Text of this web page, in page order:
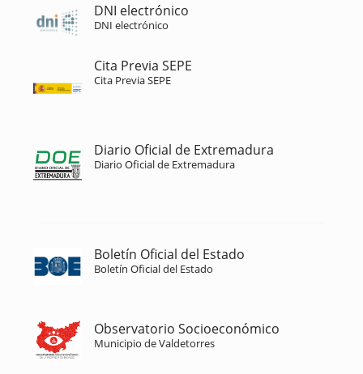
DNI electrónico
DNI electrónico
Cita Previa SEPE
Cita Previa SEPE
Diario Oficial de Extremadura
Diario Oficial de Extremadura
Boletín Oficial del Estado
Boletín Oficial del Estado
Observatorio Socioeconómico
Municipio de Valdetorres